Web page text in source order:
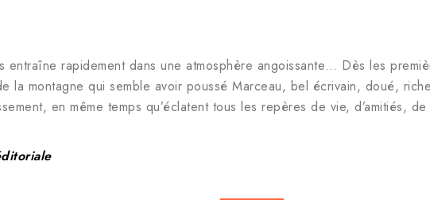
entraîne rapidement dans une atmosphère angoissante… Dès les
la montagne qui semble avoir poussé Marceau, bel écrivain, doué,
en même temps qu’éclatent tous les repères de vie, d’amitiés,